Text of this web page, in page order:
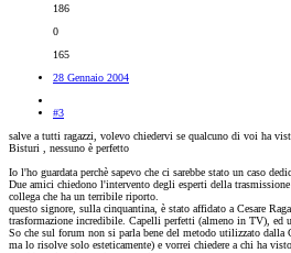
186
0
165
28 Gennaio 2004
#3
salve a tutti ragazzi, volevo chiedervi se qualcuno di voi ha
Bisturi , nessuno è perfetto
Io l'ho guardata perchè sapevo che ci sarebbe stato un caso
Due amici chiedono l'intervento degli esperti della
collega che ha un terribile riporto.
questo signore, sulla cinquantina, è stato affidato a Cesare
trasformazione incredibile. Capelli perfetti (almeno in TV), ed
So che sul forum non si parla bene del metodo utilizzato dalla
ma lo risolve solo esteticamente) e vorrei chiedere a chi ha